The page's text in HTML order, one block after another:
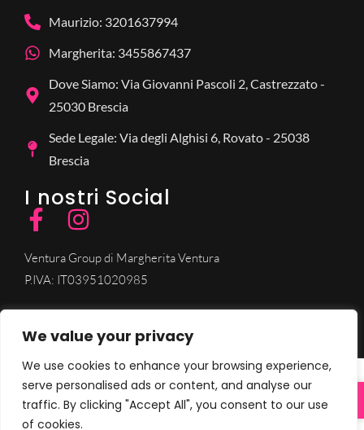
We value your privacy
We use cookies to enhance your browsing experience,
serve personalised ads or content, and analyse our
traffic. By clicking "Accept All", you consent to our use
of cookies.
Maurizio: 3201637994
Margherita: 3455867437
Dove Siamo: Via Giovanni Pascoli 2, Castrezzato -
25030 Brescia
Sede Legale: Via degli Alghisi 6, Rovato - 25038
Brescia
I nostri Social
Ventura Group di Margherita Ventura
P.IVA: IT03951020985